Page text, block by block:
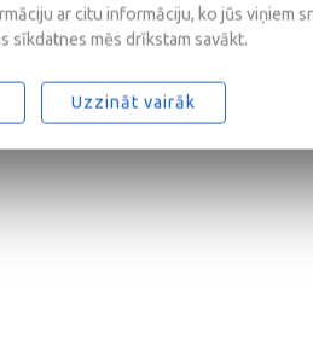
ar citu informāciju, ko jūs viņiem
sīkdatnes mēs drīkstam savākt.
Uzzināt vairāk